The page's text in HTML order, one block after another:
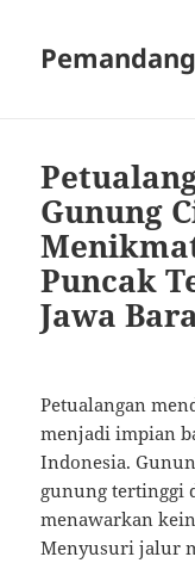
Gunung
Puncak
Jawa
Petualangan
menjadi impian
Indonesia.
gunung tertinggi
menawarkan
Menyusuri jalur